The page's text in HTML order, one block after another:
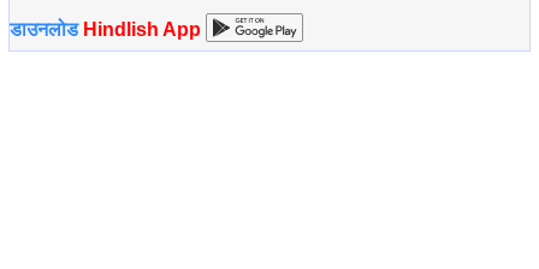
डाउनलोड Hindlish App